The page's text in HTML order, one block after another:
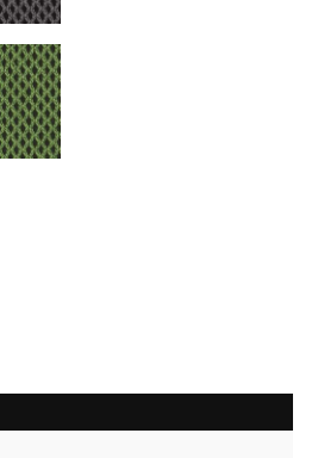
7273 grün